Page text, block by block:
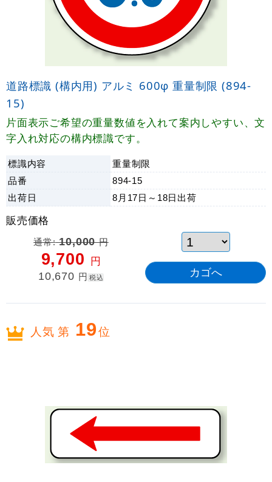
道路標識 (構内用) アルミ 600φ 重量制限 (894-
15)
片面表示ご希望の重量数値を入れて案内しやすい、文
字入れ対応の構内標識です。
標識内容
重量制限
品番
894-15
出荷日 8月17日～18日 出荷
販売価格
通常:10,000円
9,700 円
10,670 円 税込
人気 第 19位